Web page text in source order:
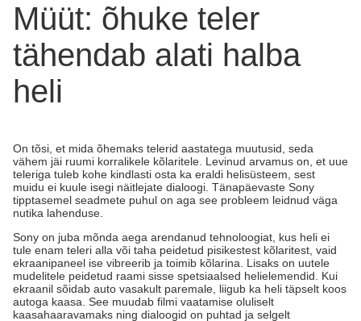
Müüt: õhuke teler
tähendab alati halba
heli
On tõsi, et mida õhemaks telerid aastatega muutusid, seda
vähem jäi ruumi korralikele kõlaritele. Levinud arvamus on, et uue
teleriga tuleb kohe kindlasti osta ka eraldi helisüsteem, sest
muidu ei kuule isegi näitlejate dialoogi. Tänapäevaste Sony
tipptasemel seadmete puhul on aga see probleem leidnud väga
nutika lahenduse.
Sony on juba mõnda aega arendanud tehnoloogiat, kus heli ei
tule enam teleri alla või taha peidetud pisikestest kõlaritest, vaid
ekraanipaneel ise vibreerib ja toimib kõlarina. Lisaks on uutele
mudelitele peidetud raami sisse spetsiaalsed helielemendid. Kui
ekraanil sõidab auto vasakult paremale, liigub ka heli täpselt koos
autoga kaasa. See muudab filmi vaatamise oluliselt
kaasahaaravamaks ning dialoogid on puhtad ja selgelt